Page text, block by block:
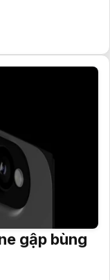
gập bùng